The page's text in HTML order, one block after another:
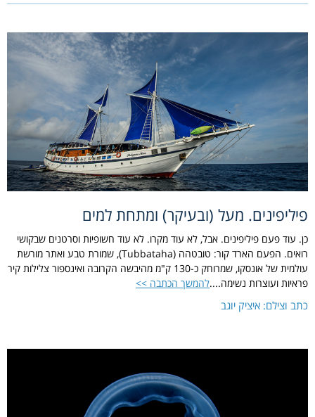
פיליפינים. מעל (ובעיקר) ומתחת למים
כן. עוד פעם פיליפינים. אבל, לא עוד מקרו. לא עוד חשופיות וסרטנים שבקושי
רואים. הפעם הארד קור: טובטהה (Tubbataha), שמורת טבע ואתר מורשת
עולמית של אונסקו, שמרוחק כ-130 ק"מ מהיבשה הקרובה ואינספור צלילות קיר
פראיות ועוצרות נשימה....להמשך הכתבה >>
כתב וצילם: איציק יוגב